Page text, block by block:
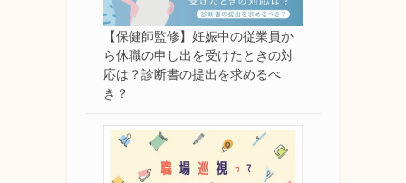
【保健師監修】妊娠中の従業員か
ら休職の申し出を受けたときの対
応は？診断書の提出を求めるべ
き？